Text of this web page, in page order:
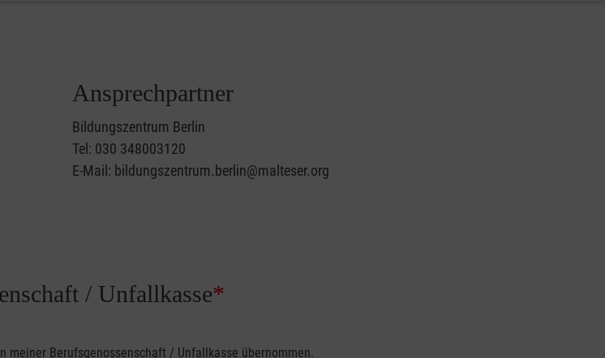
Ansprechpartner
Bildungszentrum Berlin
Tel: 030 348003120
E-Mail: bildungszentrum.berlin@malteser.org
/ Unfallkasse*
Berufsgenossenschaft / Unfallkasse übernommen.